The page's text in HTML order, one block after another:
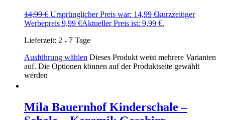
14,99€ Ursprünglicher Preis war: 14,99 €kurzzeitiger
Werbepreis 9,99 €Aktueller Preis ist: 9,99 €.
Lieferzeit: 2 - 7 Tage
Ausführung wählen Dieses Produkt weist mehrere Varianten
auf. Die Optionen können auf der Produktseite gewählt
werden
Mila Bauernhof Kinderschale –